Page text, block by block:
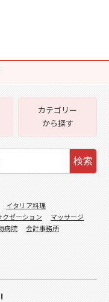
カテゴリー
から探す
検索
イタリア料理
クゼーション
マッサージ
病院
会計事務所